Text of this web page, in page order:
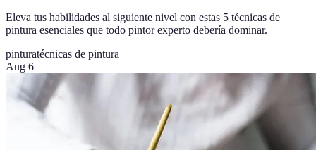
Eleva tus habilidades al siguiente nivel con estas 5 técnicas de
pintura esenciales que todo pintor experto debería dominar.
pinturatécnicas de pintura
Aug 6